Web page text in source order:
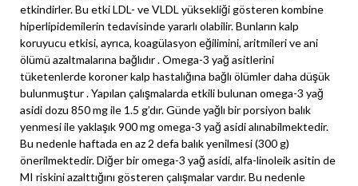
etkindirler. Bu etki LDL- ve VLDL yüksekliği gösteren kombine
hiperlipidemilerin tedavisinde yararlı olabilir. Bunların kalp
koruyucu etkisi, ayrıca, koagülasyon eğilimini, aritmileri ve ani
ölümü azaltmalarına bağlıdır . Omega-3 yağ asitlerini
tüketenlerde koroner kalp hastalığına bağlı ölümler daha düşük
bulunmuştur . Yapılan çalışmalarda etkili bulunan omega-3 yağ
asidi dozu 850 mg ile 1.5 g’dır. Günde yağlı bir porsiyon balık
yenmesi ile yaklaşık 900 mg omega-3 yağ asidi alınabilmektedir.
Bu nedenle haftada en az 2 defa balık yenilmesi (300 g)
önerilmektedir. Diğer bir omega-3 yağ asidi, alfa-linoleik asitin de
MI riskini azalttığını gösteren çalışmalar vardır. Bu nedenle